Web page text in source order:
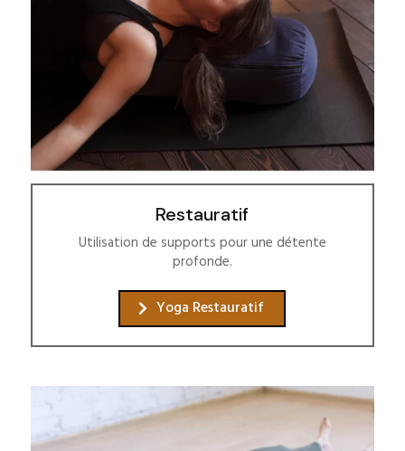
Restauratif
Utilisation de supports pour une détente
profonde.
Yoga Restauratif